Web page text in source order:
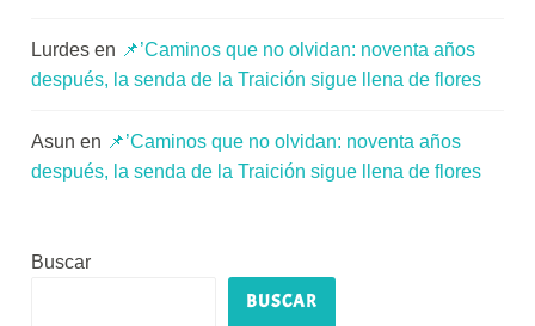
Lurdes en 📌’Caminos que no olvidan: noventa años
después, la senda de la Traición sigue llena de flores
Asun en 📌’Caminos que no olvidan: noventa años
después, la senda de la Traición sigue llena de flores
Buscar
BUSCAR